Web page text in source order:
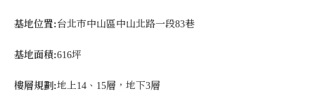
基地位置:台北市中山區中山北路一段83巷
基地面積:616坪
樓層規劃:地上14、15層，地下3層